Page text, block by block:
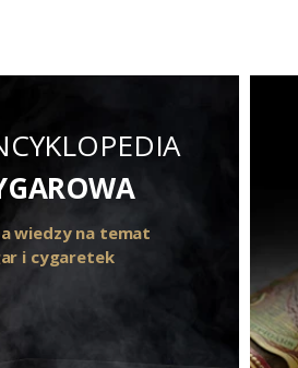
wiedzy na temat
i cygaretek